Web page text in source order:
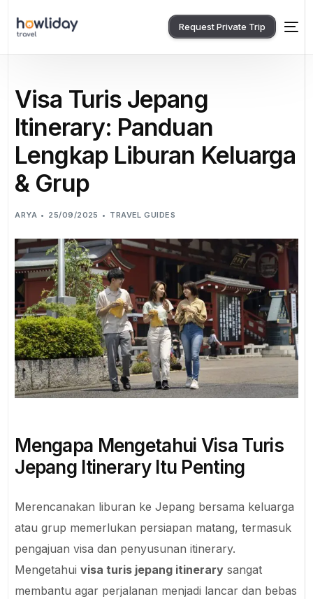
Request Private Trip
Visa Turis Jepang
Itinerary: Panduan
Lengkap Liburan Keluarga
& Grup
ARYA 25/09/2025 TRAVEL GUIDES
Mengapa Mengetahui Visa Turis
Jepang Itinerary Itu Penting
Merencanakan liburan ke Jepang bersama keluarga
atau grup memerlukan persiapan matang, termasuk
pengajuan visa dan penyusunan itinerary.
Mengetahuivisa turis jepang itinerary sangat
membantu agar perjalanan menjadi lancar dan bebas